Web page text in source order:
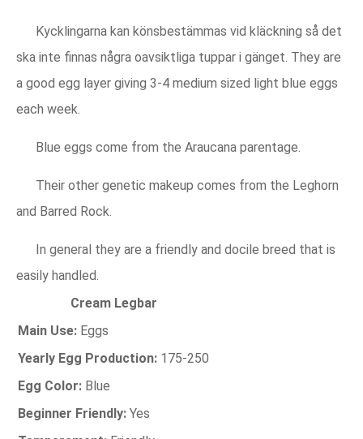
Kycklingarna kan könsbestämmas vid kläckning så det
ska inte finnas några oavsiktliga tuppar i gänget. They are
a good egg layer giving 3-4 medium sized light blue eggs
each week.
Blue eggs come from the Araucana parentage.
Their other genetic makeup comes from the Leghorn
and Barred Rock.
In general they are a friendly and docile breed that is
easily handled.
Cream Legbar
Main Use: Eggs
Yearly Egg Production: 175-250
Egg Color: Blue
Beginner Friendly: Yes